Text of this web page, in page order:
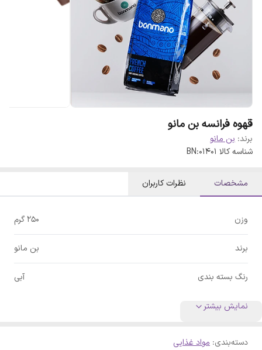
قهوه فرانسه بن مانو
برند: بن مانو
شناسه کالا BN:01401
مشخصات نظرات کاربران
وزن 250 گرم
برند بن مانو
رنگ بسته بندی آبی
نمایش بیشتر
دسته‌بندی: مواد غذایی